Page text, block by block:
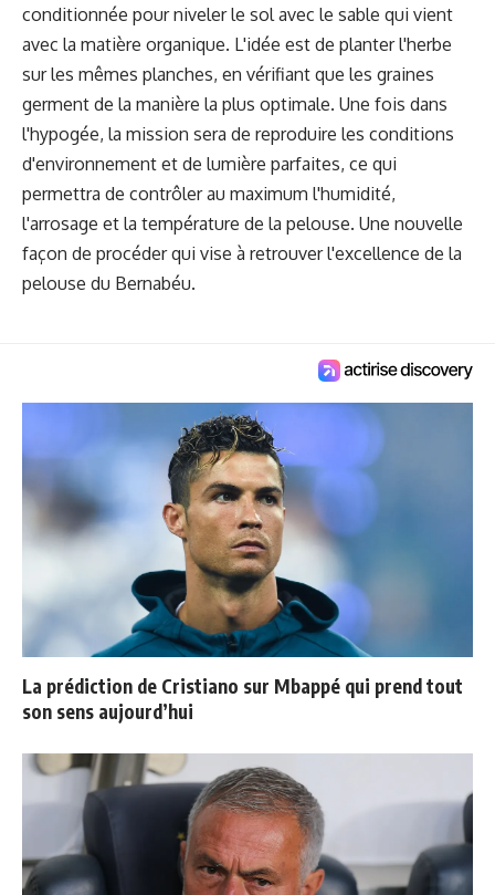
conditionnée pour niveler le sol avec le sable qui vient
avec la matière organique. L'idée est de planter l'herbe
sur les mêmes planches, en vérifiant que les graines
germent de la manière la plus optimale. Une fois dans
l'hypogée, la mission sera de reproduire les conditions
d'environnement et de lumière parfaites, ce qui
permettra de contrôler au maximum l'humidité,
l'arrosage et la température de la pelouse. Une nouvelle
façon de procéder qui vise à retrouver l'excellence de la
pelouse du Bernabéu.
La prédiction de Cristiano sur Mbappé qui prend tout
son sens aujourd’hui